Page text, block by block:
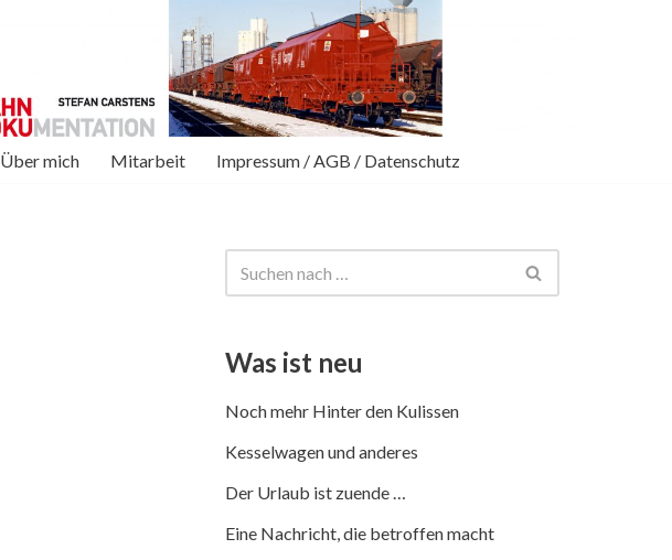
Über mich Mitarbeit Impressum / AGB / Datenschutz
Was ist neu
Noch mehr Hinter den Kulissen
Kesselwagen und anderes
Der Urlaub ist zuende …
Eine Nachricht, die betroffen macht